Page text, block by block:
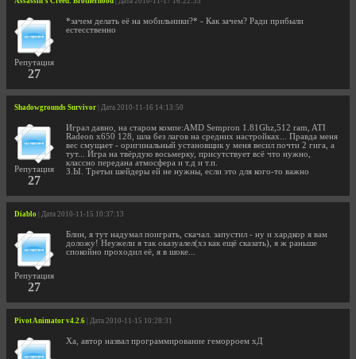
Репутация
27
*зачем делать её на мобильники?* - Как зачем? Ради прибыли
естесственно
Shadowgrounds Survivor | Дата 2010-11-16 14:13:50
Репутация
27
Играл давно, на старом компе:AMD Sempron 1.81Ghz,512 ram, ATI
Radeon x650 128, шла без лагов на средних настройках... Правда меня
вес смущает - оригинальный установщик у меня весил почти 2 гига, а
тут... Игра на твёрдую восьмерку, присутствует всё что нужно,
классно передана атмосфера и т.д и т.п.
З.Ы. Третьи шейдеры ей не нужны, если это для кого-то важно
Diablo | Дата 2010-11-15 10:37:13
Репутация
27
Блин, я тут надумал поиграть, скачал. запустил - ну и хардкор я вам
доложу! Неужели я так оказуалел(хз как ещё сказать), я ж раньше
спокойно проходил её, я в шоке...
Pivot Animator v4.2.6 | Дата 2010-11-15 10:28:31
Ха, автор назвал программирование геморроем хД